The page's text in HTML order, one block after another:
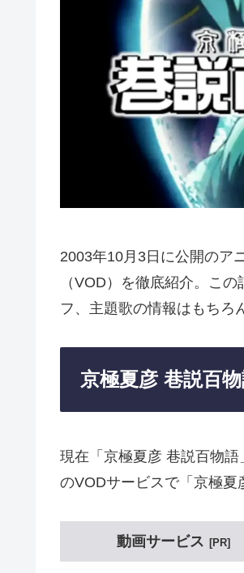
2003年10月3日に公開のア
（VOD）を徹底紹介。こ
フ、主題歌の情報はもちろ
京極夏彦 巷説百
現在「京極夏彦 巷説百物
のVODサービスで「京極夏
動画サービス PR